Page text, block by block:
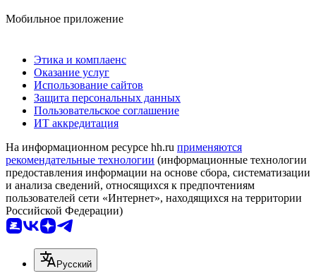
Мобильное приложение
Этика и комплаенс
Оказание услуг
Использование сайтов
Защита персональных данных
Пользовательское соглашение
ИТ аккредитация
На информационном ресурсе hh.ru применяются
рекомендательные технологии (информационные технологии
предоставления информации на основе сбора, систематизации
и анализа сведений, относящихся к предпочтениям
пользователей сети «Интернет», находящихся на территории
Российской Федерации)
Русский